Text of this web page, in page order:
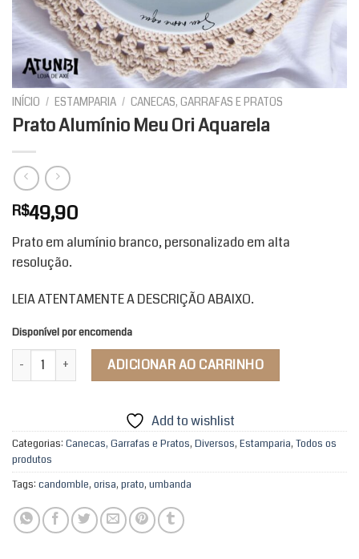
INÍCIO / ESTAMPARIA / CANECAS, GARRAFAS E PRATOS
Prato Alumínio Meu Ori Aquarela
R$49,90
Prato em alumínio branco, personalizado em alta
resolução.
LEIA ATENTAMENTE A DESCRIÇÃO ABAIXO.
Disponível por encomenda
Prato Alumínio Meu Ori Aquarela quantidade
ADICIONAR AO CARRINHO
Add to wishlist
Categorias: Canecas, Garrafas e Pratos, Diversos, Estamparia, Todos os
produtos
Tags: candomble, orisa, prato, umbanda